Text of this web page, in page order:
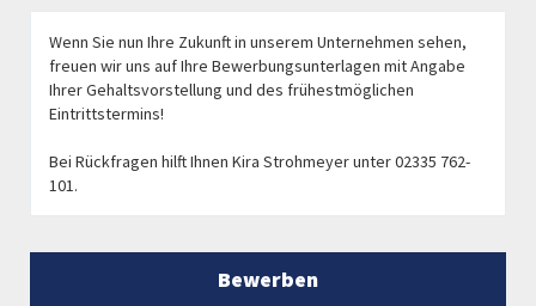
Wenn Sie nun Ihre Zukunft in unserem Unternehmen sehen,
freuen wir uns auf Ihre Bewerbungsunterlagen mit Angabe
Ihrer Gehaltsvorstellung und des frühestmöglichen
Eintrittstermins!
Bei Rückfragen hilft Ihnen Kira Strohmeyer unter 02335 762-
101.
Bewerben